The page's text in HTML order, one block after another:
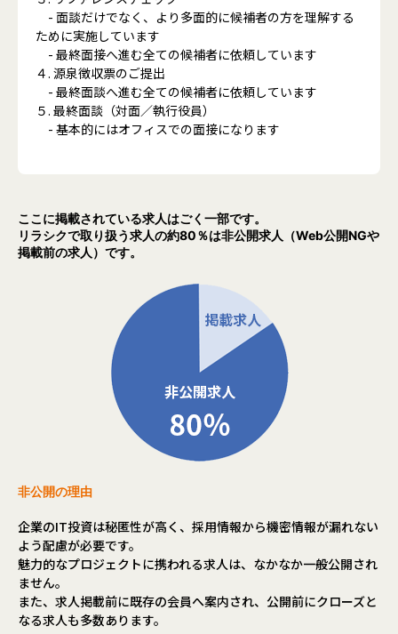
- 面談だけでなく、より多面的に候補者の方を理解する
ために実施しています
- 最終面接へ進む全ての候補者に依頼しています
４. 源泉徴収票のご提出
- 最終面談へ進む全ての候補者に依頼しています
５. 最終面談（対面／執行役員）
- 基本的にはオフィスでの面接になります
ここに掲載されている求人はごく一部です。
リラシクで取り扱う求人の約80％は非公開求人（Web公開NGや
掲載前の求人）です。
非公開の理由
企業のIT投資は秘匿性が高く、採用情報から機密情報が漏れない
よう配慮が必要です。
魅力的なプロジェクトに携われる求人は、なかなか一般公開され
ません。
また、求人掲載前に既存の会員へ案内され、公開前にクローズと
なる求人も多数あります。